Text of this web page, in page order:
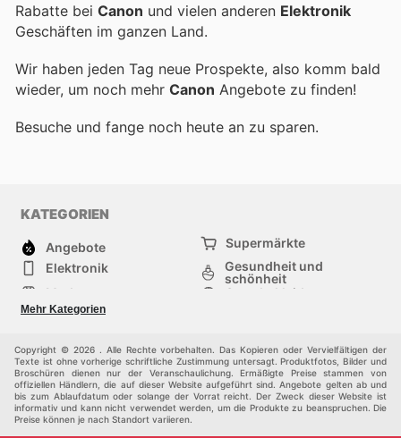
Rabatte bei Canon und vielen anderen Elektronik
Geschäften im ganzen Land.
Wir haben jeden Tag neue Prospekte, also komm bald
wieder, um noch mehr Canon Angebote zu finden!
Besuche und fange noch heute an zu sparen.
KATEGORIEN
Angebote
Supermärkte
Elektronik
Gesundheit und
schönheit
Mode
Sportbekleidung
Baumarkt
Mehr Kategorien
Copyright © 2026 . Alle Rechte vorbehalten. Das Kopieren oder Vervielfältigen der
Texte ist ohne vorherige schriftliche Zustimmung untersagt. Produktfotos, Bilder und
Broschüren dienen nur der Veranschaulichung. Ermäßigte Preise stammen von
offiziellen Händlern, die auf dieser Website aufgeführt sind. Angebote gelten ab und
bis zum Ablaufdatum oder solange der Vorrat reicht. Der Zweck dieser Website ist
informativ und kann nicht verwendet werden, um die Produkte zu beanspruchen. Die
Preise können je nach Standort variieren.